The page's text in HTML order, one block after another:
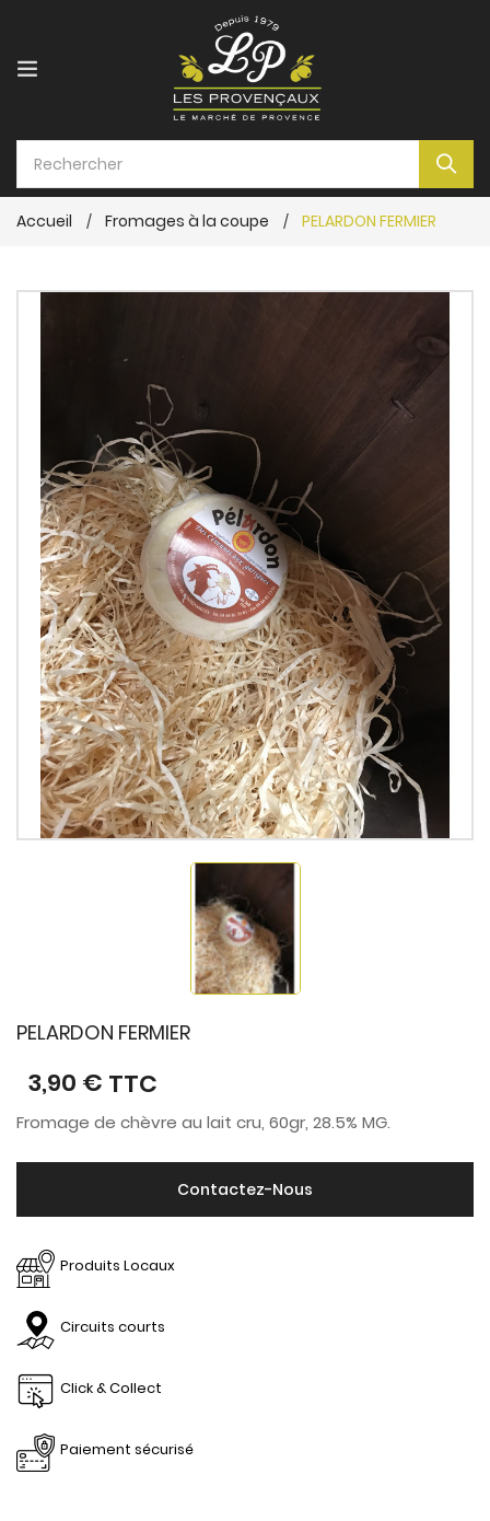
Accueil Fromages à la coupe PELARDON FERMIER
PELARDON FERMIER
3,90 € TTC
Fromage de chèvre au lait cru, 60gr, 28.5% MG.
Contactez-Nous
Produits Locaux
Circuits courts
Click & Collect
Paiement sécurisé